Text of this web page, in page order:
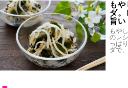
も
ダ。
旨い
もや
のレ
っぱ
ダで